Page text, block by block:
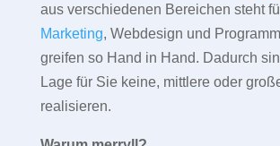
aus verschiedenen Bereichen steht
Marketing, Webdesign und
greifen so Hand in Hand. Dadurch
Lage für Sie keine, mittlere oder
realisieren.